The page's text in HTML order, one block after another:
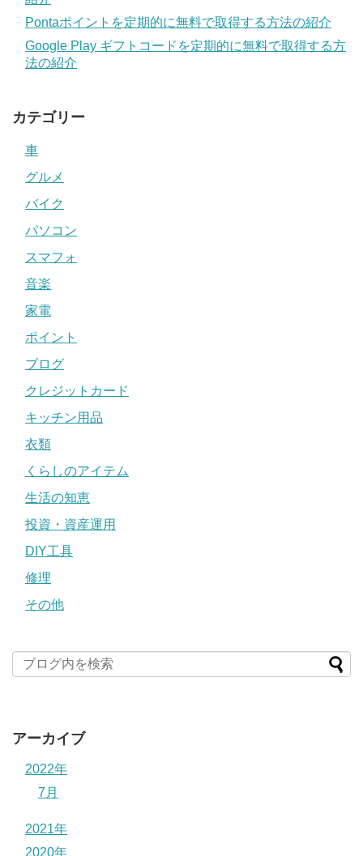
Pontaポイントを定期的に無料で取得する方法の紹介
Google Play ギフトコードを定期的に無料で取得する方
法の紹介
カテゴリー
車
グルメ
バイク
パソコン
スマフォ
音楽
家電
ポイント
ブログ
クレジットカード
キッチン用品
衣類
くらしのアイテム
生活の知恵
投資・資産運用
DIY工具
修理
その他
アーカイブ
2022年
7月
2021年
2020年